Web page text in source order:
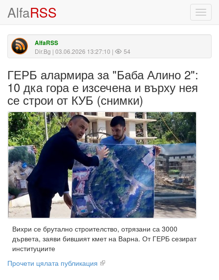
AlfaRSS
AlfaRSS
Dir.Bg | 03.06.2026 13:27:10 | 54
ГЕРБ алармира за "Баба Алино 2":
10 дка гора е изсечена и върху нея
се строи от КУБ (снимки)
Вихри се брутално строителство, отрязани са 3000
дървета, заяви бившият кмет на Варна. От ГЕРБ сезират
институциите
Прочети цялата публикация